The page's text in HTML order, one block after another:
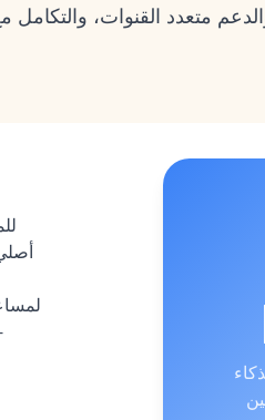
متعدد القنوات، والتكامل